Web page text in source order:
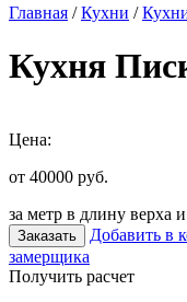
Главная /Кухни /
Кухня
Цена:
от 40000 руб.
за метр в длину верха
Заказать Добавить в
замерщика
Получить расчет